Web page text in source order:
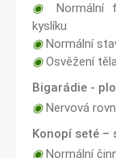
◉
Normální
kyslíku
◉Normální
◉Osvěžení
Bigarádie -
◉Nervová
Konopí seté –
◉Normální